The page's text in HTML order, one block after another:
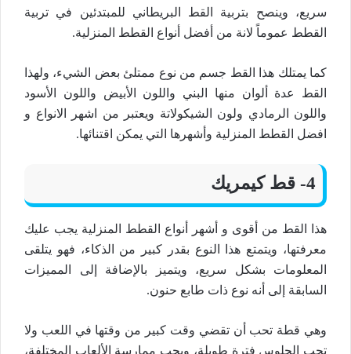
سريع، وينصح بتربية القط البريطاني للمبتدئين في تربية
القطط عموماً لانة من أفضل أنواع القطط المنزلية.
كما يمتلك هذا القط جسم من نوع ممتلئ بعض الشيء، ولهذا
القط عدة ألوان منها البني واللون الأبيض واللون الأسود
واللون الرمادي ولون الشيكولاتة ويعتبر من اشهر الانواع و
افضل القطط المنزلية وأشهرها التي يمكن اقتنائها.
4- قط كيمريك
هذا القط من أقوى و أشهر أنواع القطط المنزلية يجب عليك
معرفتها، ويتمتع هذا النوع بقدر كبير من الذكاء، فهو يتلقى
المعلومات بشكل سريع، ويتميز بالإضافة إلى المميزات
السابقة إلى أنه نوع ذات طابع حنون.
وهي قطة تحب أن تقضي وقت كبير من وقتها في اللعب ولا
تحب الجلوس فترة طويلة، ويحب ممارسة الألعاب المختلفة،